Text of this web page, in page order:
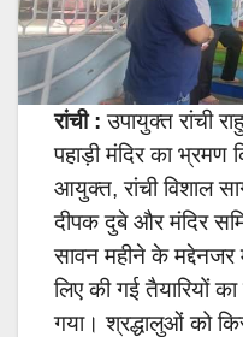
रांची : उपायुक्त रांची
पहाड़ी मंदिर का भ्रमण
आयुक्त, रांची विशाल
दीपक दुबे और मंदिर
सावन महीने के
लिए की गई तैयारियों का
गया। श्रद्धालुओं को